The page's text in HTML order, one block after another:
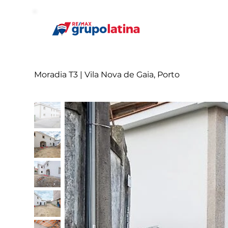
Moradia T3 | Vila Nova de Gaia, Porto